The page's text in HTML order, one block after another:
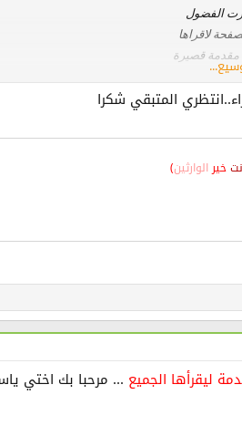
الفضول
لاقراها
مقدمة قصيرة
القراءة
الكتاب
في كتابتك
المتبقي شكرا
خير الوارثين)
ليقرأها الجميع ... مرحبا بك اختي